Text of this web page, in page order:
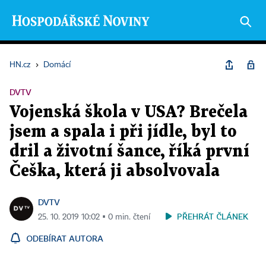
HN.cz › Domácí
DVTV
Vojenská škola v USA? Brečela
jsem a spala i při jídle, byl to
dril a životní šance, říká první
Češka, která ji absolvovala
DVTV
25. 10. 2019 10:02 ▪ 0 min. čtení PŘEHRÁT ČLÁNEK
ODEBÍRAT AUTORA